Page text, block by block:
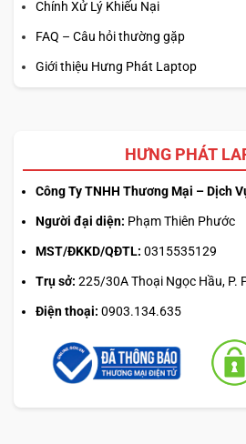
Chính Xử Lý Khiếu Nại
FAQ – Câu hỏi thường gặp
Giới thiệu Hưng Phát Laptop
HƯNG PHÁT
Công Ty TNHH Thương Mại – Dịch
Người đại diện: Phạm Thiên Phước
MST/ĐKKD/QĐTL: 0315535129
Trụ sở: 225/30A Thoại Ngọc Hầu, P.
Điện thoại: 0903.134.635